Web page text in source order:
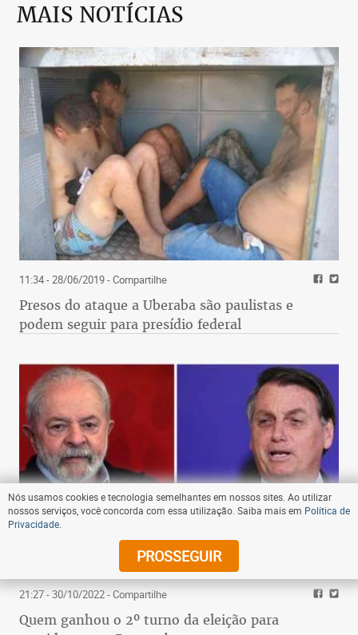
MAIS NOTÍCIAS
11:34 - 28/06/2019- Compartilhe
Presos do ataque a Uberaba são paulistas e
podem seguir para presídio federal
21:27 - 30/10/2022- Compartilhe
Quem ganhou o 2º turno da eleição para
Nós usamos cookies e tecnologia semelhantes em nossos sites. Ao utilizar
nossos serviços, você concorda com essa utilização. Saiba mais em Política de
Privacidade
PROSSEGUIR